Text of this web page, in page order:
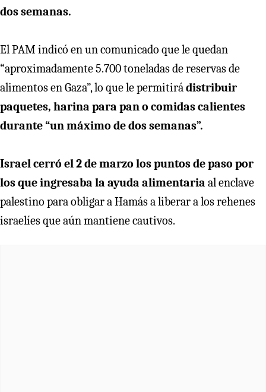
dos semanas.
El PAM indicó en un comunicado que le quedan
“aproximadamente 5.700 toneladas de reservas de
alimentos en Gaza”, lo que le permitirádistribuir
paquetes, harina para pan o comidas calientes
durante “un máximo de dos semanas”.
Israel cerró el 2 de marzo los puntos de paso por
los que ingresaba la ayuda alimentaria al enclave
palestino para obligar a Hamás a liberar a los rehenes
israelíes que aún mantiene cautivos.